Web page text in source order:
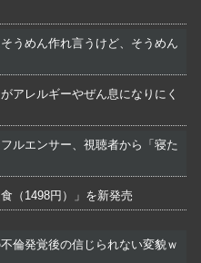
うめん作れ言うけど、そうめん
アレルギーやぜん息になりにく
ルエンサー、視聴者から「寝た
（1498円）」を新発売
倫発覚後の信じられない変貌ｗ